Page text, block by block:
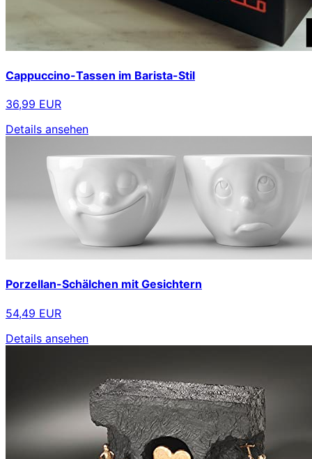
Cappuccino-Tassen im Barista-Stil
36,99 EUR
Details ansehen
Porzellan-Schälchen mit Gesichtern
54,49 EUR
Details ansehen